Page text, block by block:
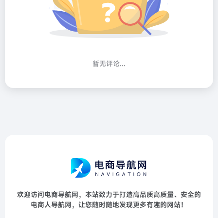
暂无评论...
欢迎访问电商导航网，本站致力于打造高品质高质量、安全的
电商人导航网，让您随时随地发现更多有趣的网站！